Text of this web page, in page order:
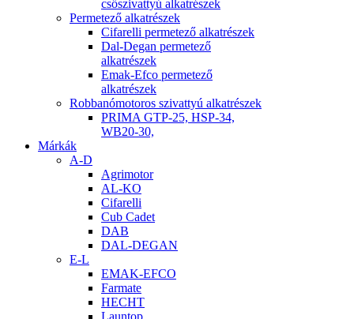
csőszivattyú alkatrészek
Permetező alkatrészek
Cifarelli permetező alkatrészek
Dal-Degan permetező
alkatrészek
Emak-Efco permetező
alkatrészek
Robbanómotoros szivattyú alkatrészek
PRIMA GTP-25, HSP-34,
WB20-30,
Márkák
A-D
Agrimotor
AL-KO
Cifarelli
Cub Cadet
DAB
DAL-DEGAN
E-L
EMAK-EFCO
Farmate
HECHT
Launtop